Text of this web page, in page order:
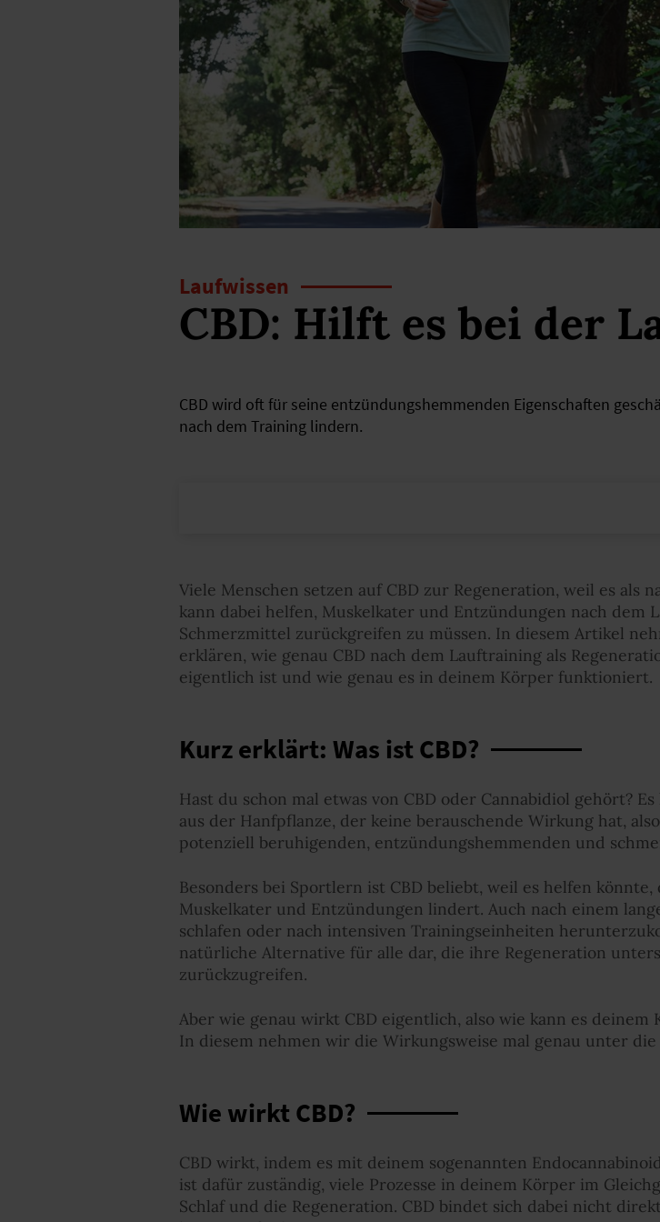
Laufwissen
CBD: Hilft es bei der
CBD wird oft für seine entzündungshemmenden Eigenschaften
nach dem Training lindern.
Viele Menschen setzen auf CBD zur Regeneration, weil es
kann dabei helfen, Muskelkater und Entzündungen nach dem
Schmerzmittel zurückgreifen zu müssen. In diesem Artikel
erklären, wie genau CBD nach dem Lauftraining als
eigentlich ist und wie genau es in deinem Körper funktioniert.
Kurz erklärt: Was ist CBD?
Hast du schon mal etwas von CBD oder Cannabidiol gehört?
aus der Hanfpflanze, der keine berauschende Wirkung hat,
potenziell beruhigenden, entzündungshemmenden und
Besonders bei Sportlern ist CBD beliebt, weil es helfen
Muskelkater und Entzündungen lindert. Auch nach einem
schlafen oder nach intensiven Trainingseinheiten
natürliche Alternative für alle dar, die ihre Regeneration
zurückzugreifen.
Aber wie genau wirkt CBD eigentlich, also wie kann es
In diesem nehmen wir die Wirkungsweise mal genau unter die
Wie wirkt CBD?
CBD wirkt, indem es mit deinem sogenannten
ist dafür zuständig, viele Prozesse in deinem Körper im
Schlaf und die Regeneration. CBD bindet sich dabei nicht